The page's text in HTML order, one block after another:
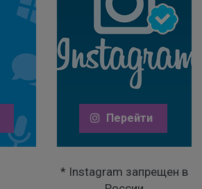
Перейти
* Instagram запрещен в